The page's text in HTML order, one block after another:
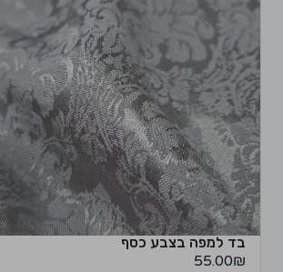
בד למפה בצבע כסף
55.00₪